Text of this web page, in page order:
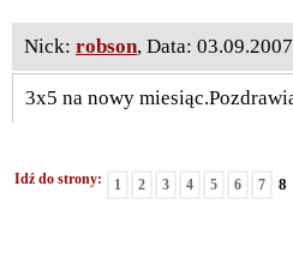
Nick: robson, Data:
3x5 na nowy
Idź do strony: 1 2 3 4 5 6 7 8